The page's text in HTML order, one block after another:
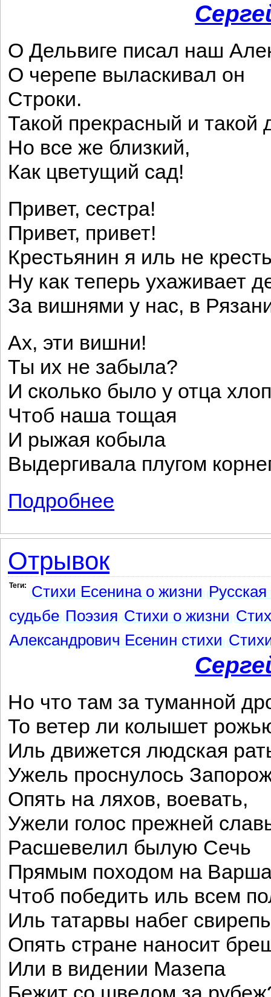
О Дельвиге писал наш
О черепе выласкивал он
Строки.
Такой прекрасный и такой
Но все же близкий,
Как цветущий сад!
Привет, сестра!
Привет, привет!
Крестьянин я иль не
Ну как теперь ухаживает
За вишнями у нас, в
Ах, эти вишни!
Ты их не забыла?
И сколько было у отца
Чтоб наша тощая
И рыжая кобыла
Выдергивала плугом
Подробнее
Отрывок
Теги: Стихи Есенина о жизни Русская
судьбе Поэзия Стихи о жизни
Александрович Есенин стихи
Но что там за туманной
То ветер ли колышет
Иль движется людская
Ужель проснулось
Опять на ляхов, воевать,
Ужели голос прежней
Расшевелил былую Сечь
Прямым походом на
Чтоб победить иль всем
Иль татарвы набег
Опять стране наносит
Или в видении Мазепа